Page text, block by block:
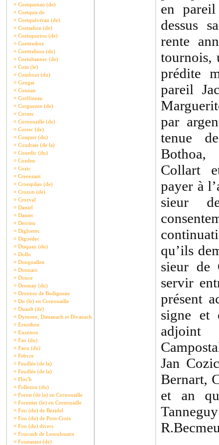
¤ Coetquenan (de)
¤ Coetquis de
¤ Coetquévéran (de)
¤ Coetsaliou (de)
¤ Coetsquiriou (de)
¤ Coettredrez
¤ Coettrehiou (de)
¤ Coetuhannec (de)
¤ Coin (le)
¤ Combout (du)
¤ Congar
¤ Connan
¤ Corffineau
¤ Corguezen (de)
¤ Cornec
¤ Cornouaille (de)
¤ Correc (de)
¤ Cosquer (du)
¤ Coudraie (de la)
¤ Couedic (du)
¤ Cozden
¤ Cozic
¤ Crenezant
¤ Croespilau (de)
¤ Crozon (de)
¤ Crozval
¤ Daniel
¤ Dantec
¤ Derrien
¤ Digloerec
¤ Digoedec
¤ Disquay (du)
¤ Dollo
¤ Dongoallen
¤ Donnars
¤ Douce
¤ Dresnay (du)
¤ Droniou de Bodigneau
¤ Du (le) en Cornouaille
¤ Duault (de)
¤ Dymoen, Dimanach et Divanach
¤ Ernothon
¤ Euzenou
¤ Fao (du)
¤ Faou (du)
¤ Febvre
¤ Feuillée (de la)
¤ Feuillée (de la)
¤ Floc'h
¤ Follezou (du)
¤ Forest (de la) en Cornouaille
¤ Forestier (le) en Cornouaille
¤ Fou (du) de Bezidel
¤ Fou (du) de Pont-Croix
¤ Fou (du) divers
¤ Foucault de Lesoulouarn
¤ Fouesnant (de)
en
dessus
rente
tournois,
prédite
pareil
par
tenue
Collart
payer à
sieur
qu’ils
sieur de
servir
présent
signe et
adjoint
Jan
Bernart,
et an